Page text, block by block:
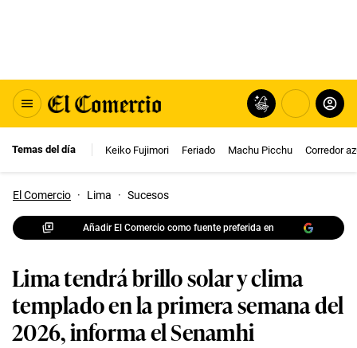
Temas del día Keiko Fujimori Feriado Machu Picchu Corredor
El Comercio · Lima · Sucesos
Añadir El Comercio como fuente preferida en
Lima tendrá brillo solar y clima
templado en la primera semana del
2026, informa el Senamhi